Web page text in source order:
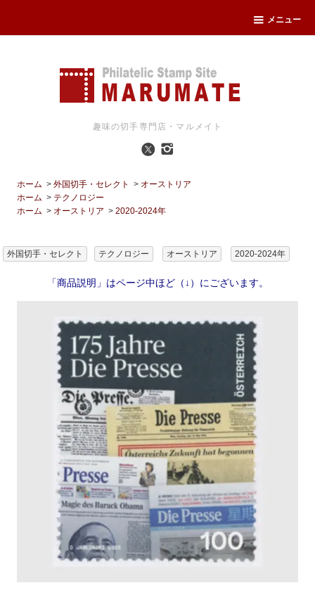
メニュー
趣味の切手専門店・マルメイト
ホーム >外国切手・セレクト > オーストリア
ホーム >テクノロジー
ホーム > オーストリア >2020-2024年
外国切手・セレクト テクノロジー オーストリア 2020-2024年
「商品説明」はページ中ほど（↓）にございます。